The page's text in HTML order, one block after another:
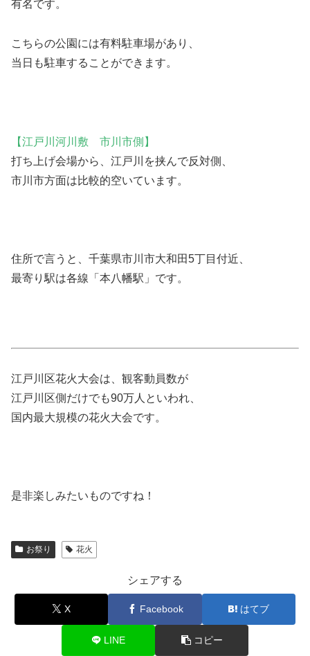
有名です。
こちらの公園には有料駐車場があり、
当日も駐車することができます。
【江戸川河川敷 市川市側】
打ち上げ会場から、江戸川を挟んで反対側、
市川市方面は比較的空いています。
住所で言うと、千葉県市川市大和田5丁目付近、
最寄り駅は各線「本八幡駅」です。
江戸川区花火大会は、観客動員数が
江戸川区側だけでも90万人といわれ、
国内最大規模の花火大会です。
是非楽しみたいものですね！
お祭り 花火
シェアする
X Facebook はてブ
LINE コピー